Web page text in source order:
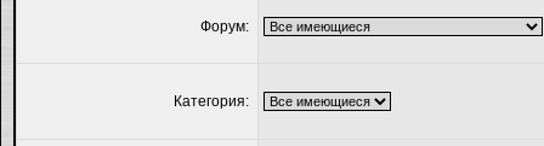
Форум:
Категория: